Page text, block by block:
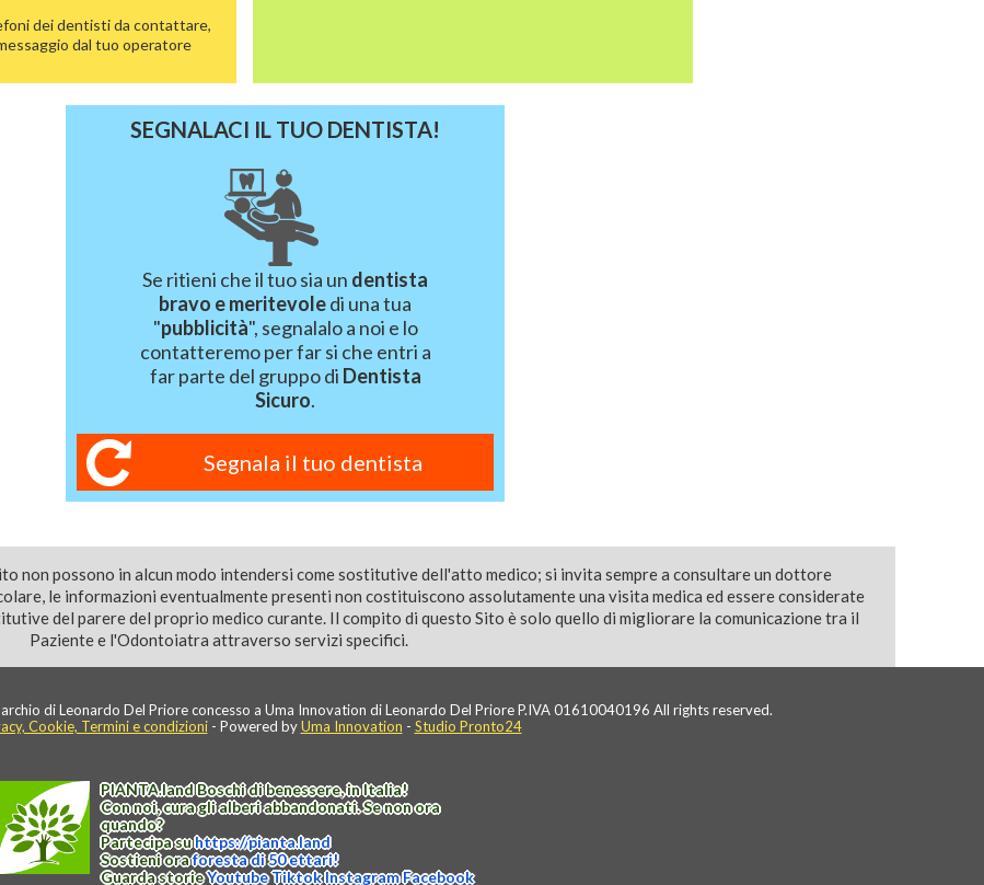
dei dentisti da contattare,
dal tuo operatore
SEGNALACI IL TUO DENTISTA!
Se ritieni che il tuo sia un dentista
bravo e meritevoledi una tua
"pubblicità", segnalalo a noi e lo
contatteremo per far si che entri a
far parte del gruppo di Dentista
Sicuro.
Segnala il tuo dentista
non possono in alcun modo intendersi come sostitutive dell'atto medico; si invita sempre a consultare un dottore
le informazioni eventualmente presenti non costituiscono assolutamente una visita medica ed essere considerate
del parere del proprio medico curante. Il compito di questo Sito è solo quello di migliorare la comunicazione tra il
Paziente e l'Odontoiatra attraverso servizi specifici.
di Leonardo Del Priore concesso a Uma Innovation di Leonardo Del Priore P.IVA 01610040196 All rights reserved.
Cookie, Termini e condizioni- Powered byUma Innovation - Studio Pronto24
PIANTA.landBoschi di benessere, in Italia!
Con noi, cura gli alberi abbandonati. Se non ora
quando?
Partecipa suhttps://pianta.land
Sostieni oraforesta di 50 ettari!
Guarda storieYoutubeTiktokInstagramFacebook